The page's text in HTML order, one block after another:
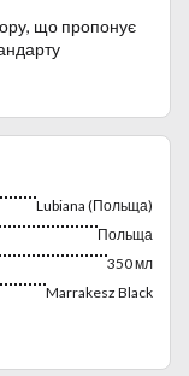
що пропонує
Lubiana (Польща)
Польща
350 мл
Marrakesz Black